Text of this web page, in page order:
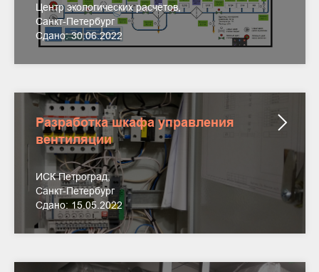
Центр экологических расчётов,
Санкт-Петербург
Сдано: 30.06.2022
Разработка шкафа управления
вентиляции
ИСК Петроград,
Санкт-Петербург
Сдано: 15.05.2022